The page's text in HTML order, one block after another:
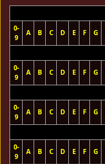
0-
9
A B C D E F G
0-
9
A B C D E F G
0-
9
A B C D E F G
0-
9
A B C D E F G